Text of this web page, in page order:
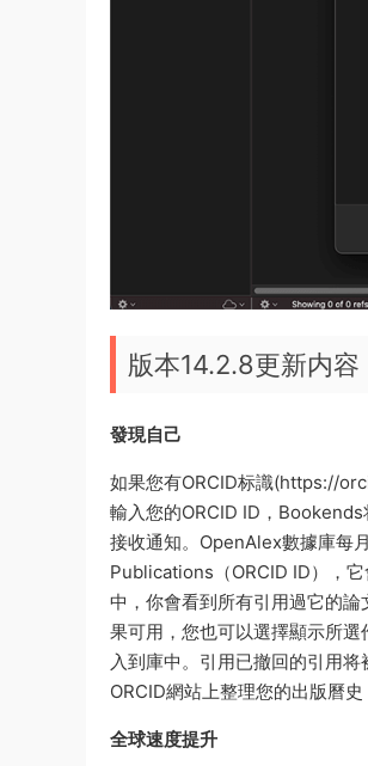
版本14.2.8更新内容
發現自己
如果您有ORCID标識(https://
輸入您的ORCID ID，
接收通知。OpenAlex數據庫每
Publications（ORCID ID），
中，你會看到所有引用過它的
果可用，您也可以選擇顯示所
入到庫中。引用已撤回的引用
ORCID網站上整理您的出版曆史
全球速度提升